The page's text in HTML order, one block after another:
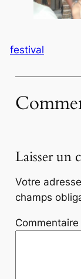
festival
Laisser un
Votre
champs
Commentaire